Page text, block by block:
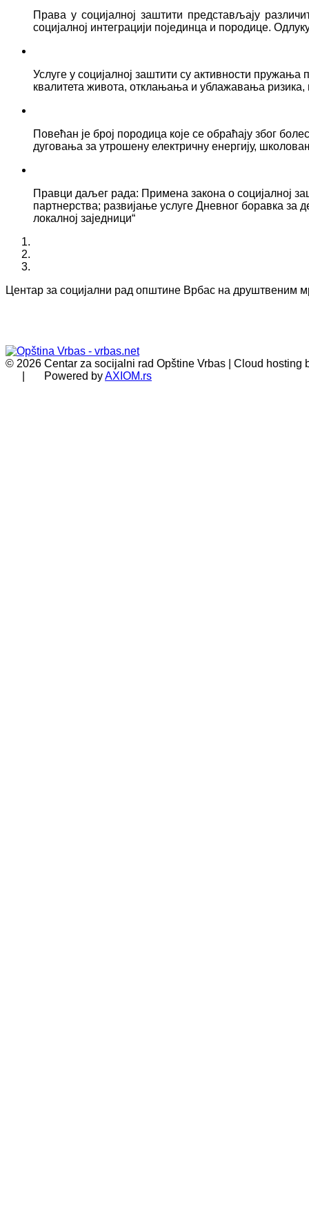
Права у социјалној заштити представљају
социјалној интеграцији појединца и породице.
Услуге у социјалној заштити су активности
квалитета живота, отклањања и ублажавања ризика,
Повећан је број породица које се обраћају због
дуговања за утрошену електричну енергију,
Правци даљег рада: Примена закона о социјалној
партнерства; развијање услуге Дневног боравка
локалној заједници“
Центар за социјални рад општине Врбас на друштвеним
© 2026 Centar za socijalni rad Opštine Vrbas | Cloud hosting
| Powered byAXIOM.rs